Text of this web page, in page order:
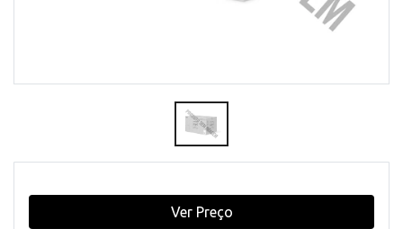
Ver Preço